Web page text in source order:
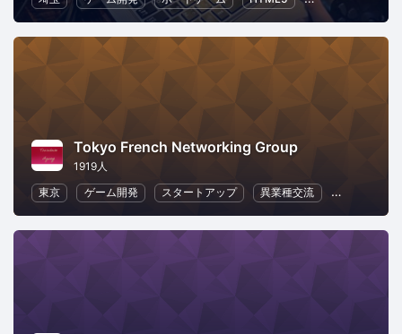
Tokyo French Networking Group
1919人
東京
ゲーム開発 スタートアップ 異業種交流 フランス語